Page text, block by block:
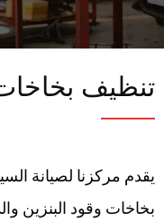
تنظيف
يقدم مركزنا لصيانة
بخاخات وقود البنزين